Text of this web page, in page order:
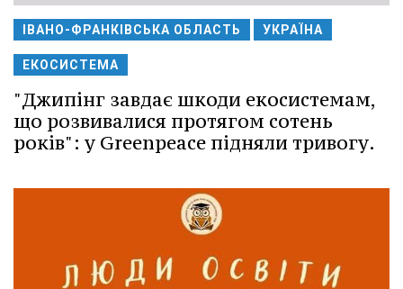
ІВАНО-ФРАНКІВСЬКА ОБЛАСТЬ УКРАЇНА
ЕКОСИСТЕМА
"Джипінг завдає шкоди екосистемам,
що розвивалися протягом сотень
років": у Greenpeace підняли тривогу.